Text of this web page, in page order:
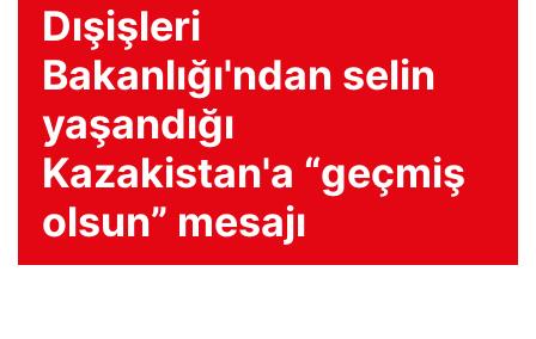
Dışişleri
Bakanlığı'ndan selin
yaşandığı
Kazakistan'a “geçmiş
olsun” mesajı